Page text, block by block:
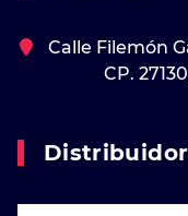
Calle Filemón
CP.